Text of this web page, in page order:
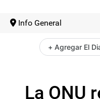
Info General
+ Agregar El
La ONU